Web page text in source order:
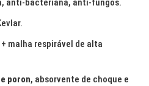
anti-bacteriana, anti-fungos.
+ malha respirável de alta
poron, absorvente de choque e